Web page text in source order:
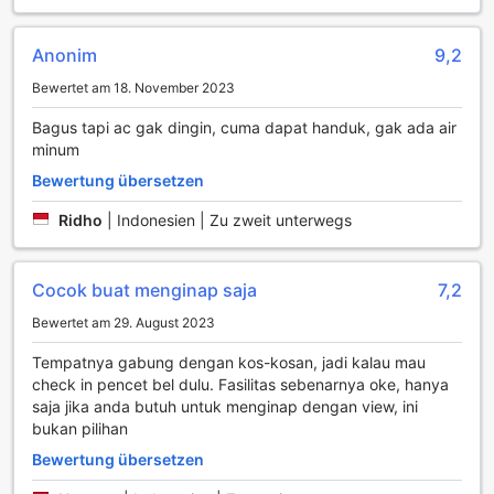
Residence zur idealen Wahl für alle, die Komfort und
Kulinarische Erlebnisse im Kanwa Residence
Im Kanwa Residence in Surabaya erwartet die Gäste eine
einladende und gut ausgestattete Gemeinschaftsküche,
wird. Hier haben die Gäste die Möglichkeit, ihre eigenen
Mahlzeiten zuzubereiten und mit frischen, lokalen Zutaten
zu experimentieren. Die Küche ist mit modernen Geräten
ausgestattet und bietet ausreichend Platz, um gemeinsam
Zubereiten eines traditionellen indonesischen Gerichts oder
beim Ausprobieren internationaler Rezepte – die
Möglichkeiten sind endlos und laden zum kreativen
Schaffen ein.
Zusätzlich sorgt das tägliche Housekeeping dafür, dass die
Küche stets sauber und einladend bleibt. Die freundlichen
Mitarbeiter des Kanwa Residence stehen den Gästen
jederzeit zur Verfügung, um Tipps zu lokalen Märkten und
kulinarischen Geheimnissen der Region zu geben. So wird
Anonim 9,2
Bewertet am 18. November 2023
Bagus tapi ac gak dingin, cuma dapat handuk, gak ada air
minum
Bewertung übersetzen
Ridho Indonesien | Zu zweit unterwegs
Cocok buat menginap saja 7,2
Bewertet am 29. August 2023
Tempatnya gabung dengan kos-kosan, jadi kalau mau
check in pencet bel dulu. Fasilitas sebenarnya oke, hanya
saja jika anda butuh untuk menginap dengan view, ini
bukan pilihan
Bewertung übersetzen